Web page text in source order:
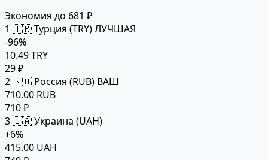
Экономия до 681 ₽
1 🇹🇷 Турция (TRY)ЛУЧШАЯ
-96%
10.49 TRY
29 ₽
2🇷🇺 Россия (RUB) ВАШ
710.00 RUB
710 ₽
3🇺🇦 Украина (UAH)
+6%
415.00 UAH